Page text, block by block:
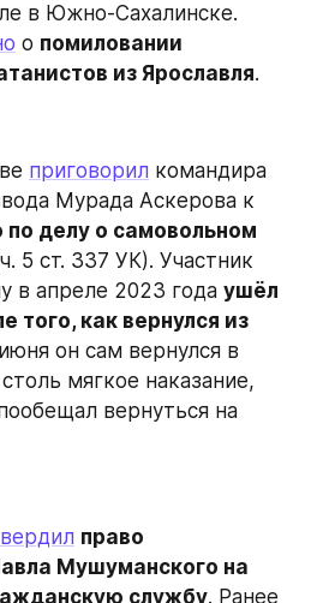
в Южно-Сахалинске.
о помиловании
из Ярославля.
приговорил командира
по делу о самовольном
5 ст. 337 УК). Участник
в апреле 2023 года ушёл
того, как вернулся из
он сам вернулся в
мягкое наказание,
вернуться на
право
Мушуманского на
службу. Ранее